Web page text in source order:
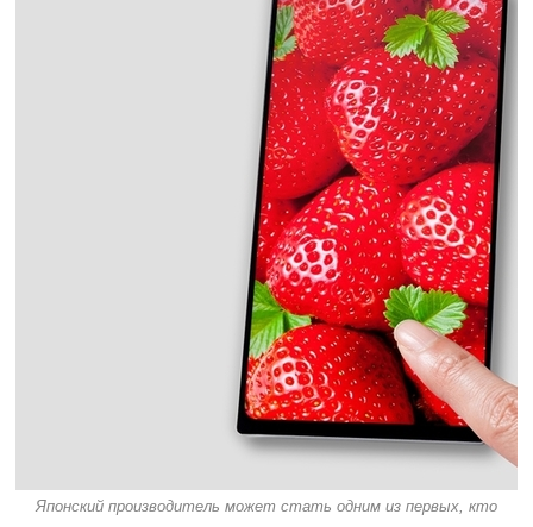
Японский производитель может стать одним из первых, кто